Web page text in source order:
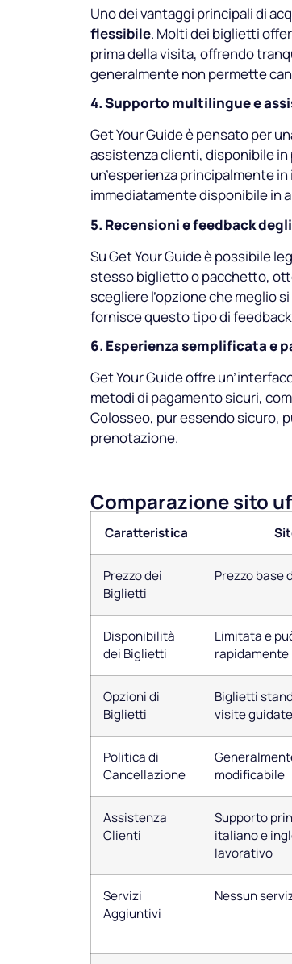
Uno dei vantaggi principali di
flessibile. Molti dei biglietti
prima della visita, offrendo
generalmente non permette
4. Supporto multilingue e
Get Your Guide è pensato per
assistenza clienti, disponibile in
un’esperienza principalmente
immediatamente disponibile in
5. Recensioni e feedback
Su Get Your Guide è possibile
stesso biglietto o pacchetto,
scegliere l’opzione che meglio
fornisce questo tipo di
6. Esperienza semplificata e
Get Your Guide offre
metodi di pagamento sicuri,
Colosseo, pur essendo sicuro,
prenotazione.
Comparazione sito
Caratteristica
Prezzo dei
Biglietti
Prezzo base
Disponibilità
dei Biglietti
Limitata e
rapidamente
Opzioni di
Biglietti
Biglietti
visite
Politica di
Cancellazione
modificabile
Assistenza
Clienti
Supporto
italiano e
lavorativo
Servizi
Aggiuntivi
Nessun